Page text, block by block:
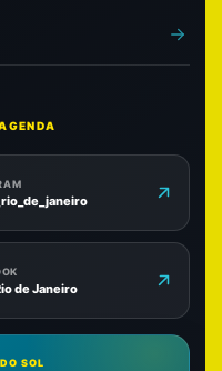
de Janeiro
SOL